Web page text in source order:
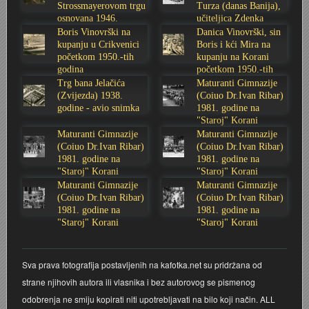
Stoljetna poplava 1939.
Tvornica potkivačkih čavala Mustad-Karlovac
Boksački klub Velebit
Bijelo dugme
Banija - poplava 4. 12. 1966.
Auto cross
AMD Zanatlija
Adamo klub
8. slet Bratstva i jedinstva 13. lipnja 1965. godine
Lovni i ribolovni turizam
Mala scena 1987. - Le Cinema
Mala scena Hrvatskog doma
Marina Perazić, Davor Tolja (Denis&Denis) i Edi
Maturanti Gimnazije 1988. godine
Motocross
NULA
Nepokoreni grad - Trojanski konj (epizoda)
Novogodišnje čestitke
PUNK
Zavjet Petra Grgeca - 1998.
Škola plivanja Patkica
Mimohod 23. kolovoza 1995.
Ekonomska škola - ratne godine
Dubravko Halovanić - Ratne godine
Frizerski salon Gerber (Kopf) - utemeljen 1924.
Gimnazijska i Ekonomska zbornica - Igor Mihelić
INKASATOR
Karlovački fotograf Josip Žunić
Obitelj Klemenčić
Krešimir Botković - RAZGLEDNICE
Krešimir Perušić - Nogomet
KUD REČICA
Mery Berti - karlovačka Žuži
Strossmayerovom trgu
osnovana 1946.
godine
Turza (danas Banija),
učiteljica Zdenka
Sabolić
Boris Vinovrški na
kupanju u Crikvenici
početkom 1950.-tih
godina
Danica Vinovrški, sin
Boris i kći Mira na
kupanju na Korani
početkom 1950.-tih
godina
Trg bana Jelačića
(Zvijezda) 1938.
godine - avio snimka
Maturanti Gimnazije
(Coiuo Dr.Ivan Ribar)
1981. godine na
"Staroj" Korani
Maturanti Gimnazije
(Coiuo Dr.Ivan Ribar)
1981. godine na
"Staroj" Korani
Maturanti Gimnazije
(Coiuo Dr.Ivan Ribar)
1981. godine na
"Staroj" Korani
Maturanti Gimnazije
(Coiuo Dr.Ivan Ribar)
1981. godine na
"Staroj" Korani
Maturanti Gimnazije
(Coiuo Dr.Ivan Ribar)
1981. godine na
"Staroj" Korani
Sva prava fotografija postavljenih na kafotka.net su pridržana od
strane njihovih autora ili vlasnika i bez autorovog se pismenog
odobrenja ne smiju kopirati niti upotrebljavati na bilo koji način. ALL